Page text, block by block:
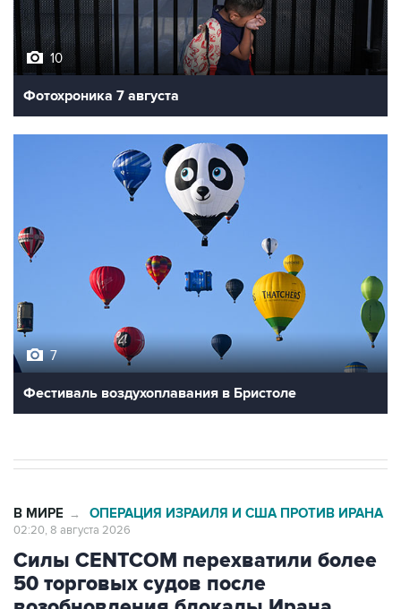
10
Фотохроника 7 августа
7
Фестиваль воздухоплавания в Бристоле
В МИРЕ → ОПЕРАЦИЯ ИЗРАИЛЯ И США ПРОТИВ ИРАНА
02:20, 8 августа 2026
Силы CENTCOM перехватили более
50 торговых судов после